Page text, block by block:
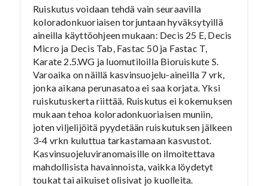
Ruiskutus voidaan tehdä vain seuraavilla
koloradonkuoriaisen torjuntaan hyväksytyillä
aineilla käyttöohjeen mukaan: Decis 25 E, Decis
Micro ja Decis Tab, Fastac 50 ja Fastac T,
Karate 2.5.WG ja luomutiloilla Bioruiskute S.
Varoaika on näillä kasvinsuojelu-aineilla 7 vrk,
jonka aikana perunasatoa ei saa korjata. Yksi
ruiskutuskerta riittää. Ruiskutus ei kokemuksen
mukaan tehoa koloradonkuoriaisen muniin,
joten viljelijöitä pyydetään ruiskutuksen jälkeen
3-4 vrkn kuluttua tarkastamaan kasvustot.
Kasvinsuojeluviranomaisille on ilmoitettava
mahdollisista havainnoista, vaikka löydetyt
toukat tai aikuiset olisivat jo kuolleita.